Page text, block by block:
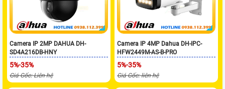
Camera IP 2MP DAHUA DH-
SD4A216DB-HNY
5%-35%
Giá Gốc: Liên hệ
Camera IP 4MP Dahua DH-IPC-
HFW2449M-AS-B-PRO
5%-35%
Giá Gốc: liên hệ